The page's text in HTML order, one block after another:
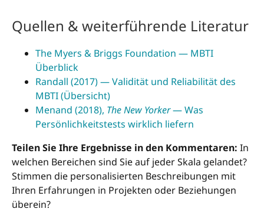
Quellen & weiterführende Literatur
The Myers & Briggs Foundation — MBTI
Überblick
Randall (2017) — Validität und Reliabilität des
MBTI (Übersicht)
Menand (2018), The New Yorker— Was
Persönlichkeitstests wirklich liefern
Teilen Sie Ihre Ergebnisse in den Kommentaren: In
welchen Bereichen sind Sie auf jeder Skala gelandet?
Stimmen die personalisierten Beschreibungen mit
Ihren Erfahrungen in Projekten oder Beziehungen
überein?